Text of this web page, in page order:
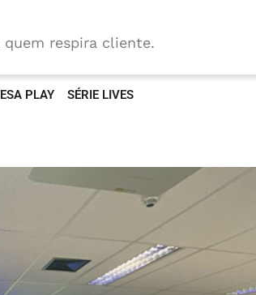
quem respira cliente.
PLAY SÉRIE LIVES